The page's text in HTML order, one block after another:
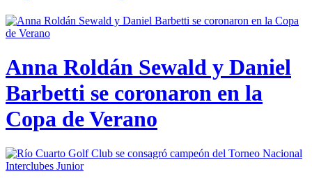
Anna Roldán Sewald y Daniel
Barbetti se coronaron en la
Copa de Verano